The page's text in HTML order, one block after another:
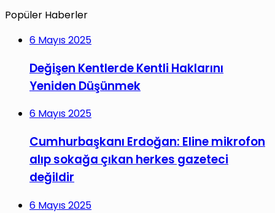
Popüler Haberler
6 Mayıs 2025
Değişen Kentlerde Kentli Haklarını
Yeniden Düşünmek
6 Mayıs 2025
Cumhurbaşkanı Erdoğan: Eline mikrofon
alıp sokağa çıkan herkes gazeteci
değildir
6 Mayıs 2025